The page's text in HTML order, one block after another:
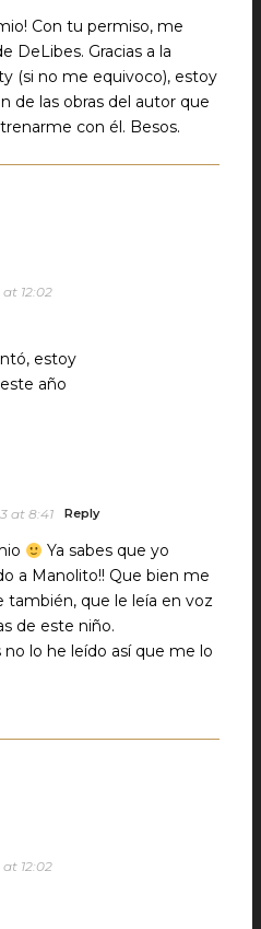
Con tu permiso, me
DeLibes. Gracias a la
(si no me equivoco), estoy
de las obras del autor que
con él. Besos.
12:02
estoy
año
at 8:41 Reply
Ya sabes que yo
a Manolito!! Que bien me
también, que le leía en voz
de este niño.
lo he leído así que me lo
12:02